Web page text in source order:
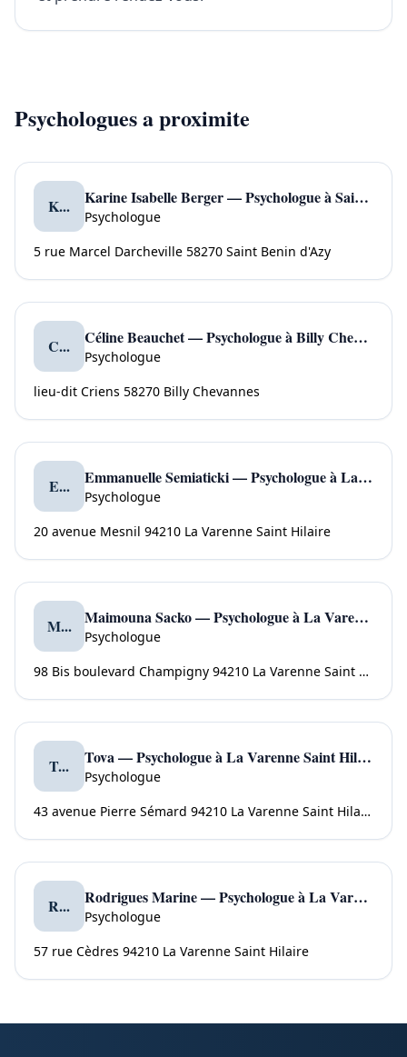
Psychologues a proximite
K... Karine Isabelle Berger — Psychologue à Saint Benin D'azy
Psychologue
5 rue Marcel Darcheville 58270 Saint Benin d'Azy
C... Céline Beauchet — Psychologue à Billy Chevannes
Psychologue
lieu-dit Criens 58270 Billy Chevannes
E... Emmanuelle Semiaticki — Psychologue à La Varenne Saint Hilaire
Psychologue
20 avenue Mesnil 94210 La Varenne Saint Hilaire
M... Maimouna Sacko — Psychologue à La Varenne Saint Hilaire
Psychologue
98 Bis boulevard Champigny 94210 La Varenne Saint Hilaire
T... Tova — Psychologue à La Varenne Saint Hilaire
Psychologue
43 avenue Pierre Sémard 94210 La Varenne Saint Hilaire
R... Rodrigues Marine — Psychologue à La Varenne Saint Hilaire
Psychologue
57 rue Cèdres 94210 La Varenne Saint Hilaire